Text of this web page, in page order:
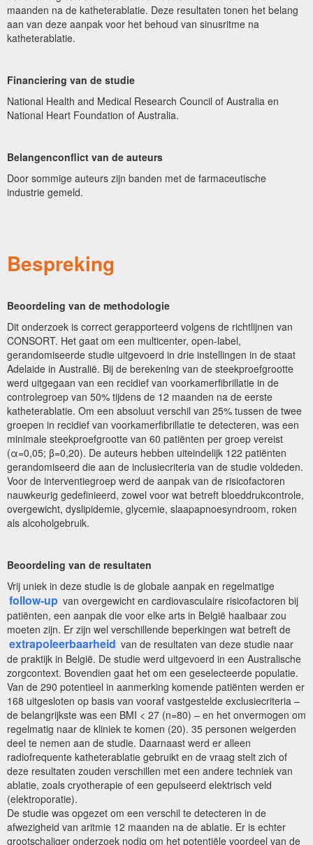
maanden na de katheterablatie. Deze resultaten tonen het belang
aan van deze aanpak voor het behoud van sinusritme na
katheterablatie.
Financiering van de studie
National Health and Medical Research Council of Australia en
National Heart Foundation of Australia.
Belangenconflict van de auteurs
Door sommige auteurs zijn banden met de farmaceutische
industrie gemeld.
Bespreking
Beoordeling van de methodologie
Dit onderzoek is correct gerapporteerd volgens de richtlijnen van
CONSORT. Het gaat om een multicenter, open-label,
gerandomiseerde studie uitgevoerd in drie instellingen in de staat
Adelaide in Australië. Bij de berekening van de steekproefgrootte
werd uitgegaan van een recidief van voorkamerfibrillatie in de
controlegroep van 50% tijdens de 12 maanden na de eerste
katheterablatie. Om een absoluut verschil van 25% tussen de twee
groepen in recidief van voorkamerfibrillatie te detecteren, was een
minimale steekproefgrootte van 60 patiënten per groep vereist
(α=0,05; β=0,20). De auteurs hebben uiteindelijk 122 patiënten
gerandomiseerd die aan de inclusiecriteria van de studie voldeden.
Voor de interventiegroep werd de aanpak van de risicofactoren
nauwkeurig gedefinieerd, zowel voor wat betreft bloeddrukcontrole,
overgewicht, dyslipidemie, glycemie, slaapapnoesyndroom, roken
als alcoholgebruik.
Beoordeling van de resultaten
Vrij uniek in deze studie is de globale aanpak en regelmatige
follow-up van overgewicht en cardiovasculaire risicofactoren bij
patiënten, een aanpak die voor elke arts in België haalbaar zou
moeten zijn. Er zijn wel verschillende beperkingen wat betreft de
extrapoleerbaarheid van de resultaten van deze studie naar
de praktijk in België. De studie werd uitgevoerd in een Australische
zorgcontext. Bovendien gaat het om een geselecteerde populatie.
Van de 290 potentieel in aanmerking komende patiënten werden er
168 uitgesloten op basis van vooraf vastgestelde exclusiecriteria –
de belangrijkste was een BMI < 27 (n=80) – en het onvermogen om
regelmatig naar de kliniek te komen (20). 35 personen weigerden
deel te nemen aan de studie. Daarnaast werd er alleen
radiofrequente katheterablatie gebruikt en de vraag stelt zich of
deze resultaten zouden verschillen met een andere techniek van
ablatie, zoals cryotherapie of een gepulseerd elektrisch veld
(elektroporatie).
De studie was opgezet om een verschil te detecteren in de
afwezigheid van aritmie 12 maanden na de ablatie. Er is echter
grootschaliger onderzoek nodig om het potentiële voordeel van de